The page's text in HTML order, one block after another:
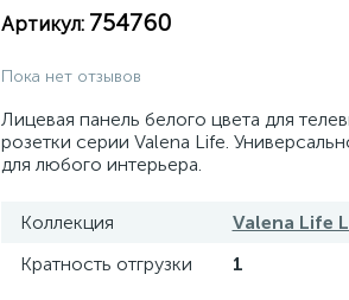
Артикул: 754760
Пока нет отзывов
Лицевая панель белого цвета для
розетки серии Valena Life.
для любого интерьера.
Коллекция
Valena Life
Кратность отгрузки
1